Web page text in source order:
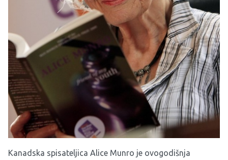
Kanadska spisateljica Alice Munro je ovogodišnja